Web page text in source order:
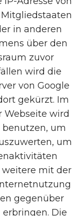
in anderen
über den
zuvor
wird die
von Google
gekürzt. Im
Webseite wird
um
um
mit der
gegenüber
Die